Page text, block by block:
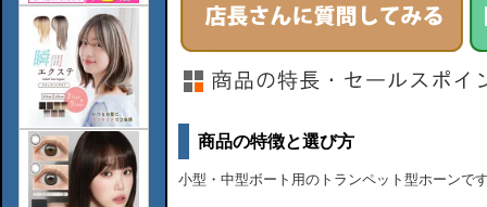
商品の特徴と選び方
小型・中型ボート用のトランペット型ホーンで